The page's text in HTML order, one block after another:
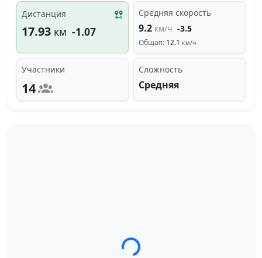
Дистанция
17.93 км -1.07
Средняя скорость
9.2 км/ч -3.5
Общая: 12.1 км/ч
Участники
14
Сложность
Средняя
Загрузка трека...